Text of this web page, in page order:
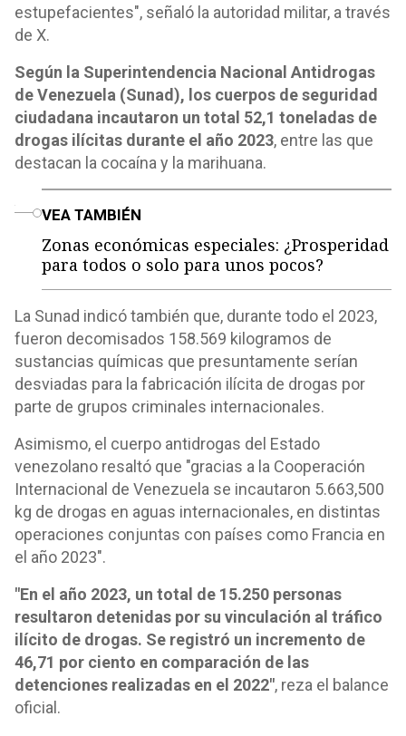
estupefacientes", señaló la autoridad militar, a través
de X.
Según la Superintendencia Nacional Antidrogas
de Venezuela (Sunad), los cuerpos de seguridad
ciudadana incautaron un total 52,1 toneladas de
drogas ilícitas durante el año 2023, entre las que
destacan la cocaína y la marihuana.
VEA TAMBIÉN
Zonas económicas especiales: ¿Prosperidad
para todos o solo para unos pocos?
La Sunad indicó también que, durante todo el 2023,
fueron decomisados 158.569 kilogramos de
sustancias químicas que presuntamente serían
desviadas para la fabricación ilícita de drogas por
parte de grupos criminales internacionales.
Asimismo, el cuerpo antidrogas del Estado
venezolano resaltó que "gracias a la Cooperación
Internacional de Venezuela se incautaron 5.663,500
kg de drogas en aguas internacionales, en distintas
operaciones conjuntas con países como Francia en
el año 2023".
"En el año 2023, un total de 15.250 personas
resultaron detenidas por su vinculación al tráfico
ilícito de drogas. Se registró un incremento de
46,71 por ciento en comparación de las
detenciones realizadas en el 2022", reza el balance
oficial.